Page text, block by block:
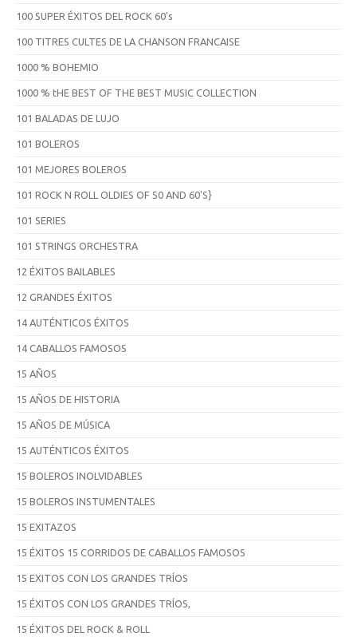
100 SUPER ÉXITOS DEL ROCK 60's
100 TITRES CULTES DE LA CHANSON FRANCAISE
1000 % BOHEMIO
1000 % tHE BEST OF THE BEST MUSIC COLLECTION
101 BALADAS DE LUJO
101 BOLEROS
101 MEJORES BOLEROS
101 ROCK N ROLL OLDIES OF 50 AND 60'S}
101 SERIES
101 STRINGS ORCHESTRA
12 ÉXITOS BAILABLES
12 GRANDES ÉXITOS
14 AUTÉNTICOS ÉXITOS
14 CABALLOS FAMOSOS
15 AÑOS
15 AÑOS DE HISTORIA
15 AÑOS DE MÚSICA
15 AUTÉNTICOS ÉXITOS
15 BOLEROS INOLVIDABLES
15 BOLEROS INSTUMENTALES
15 EXITAZOS
15 ÉXITOS 15 CORRIDOS DE CABALLOS FAMOSOS
15 EXITOS CON LOS GRANDES TRÍOS
15 ÉXITOS CON LOS GRANDES TRÍOS,
15 ÉXITOS DEL ROCK & ROLL